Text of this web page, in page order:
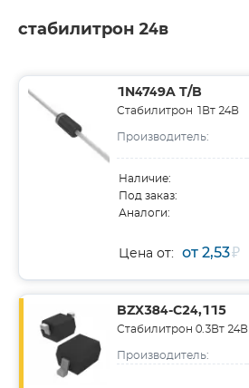
стабилитрон 24в
1N4749A T/B
Стабилитрон 1Вт 24В
Производитель:
Наличие:
Под заказ:
Аналоги:
Цена от: от 2,53₽
BZX384-C24,115
Стабилитрон 0.3Вт 24В
Производитель: